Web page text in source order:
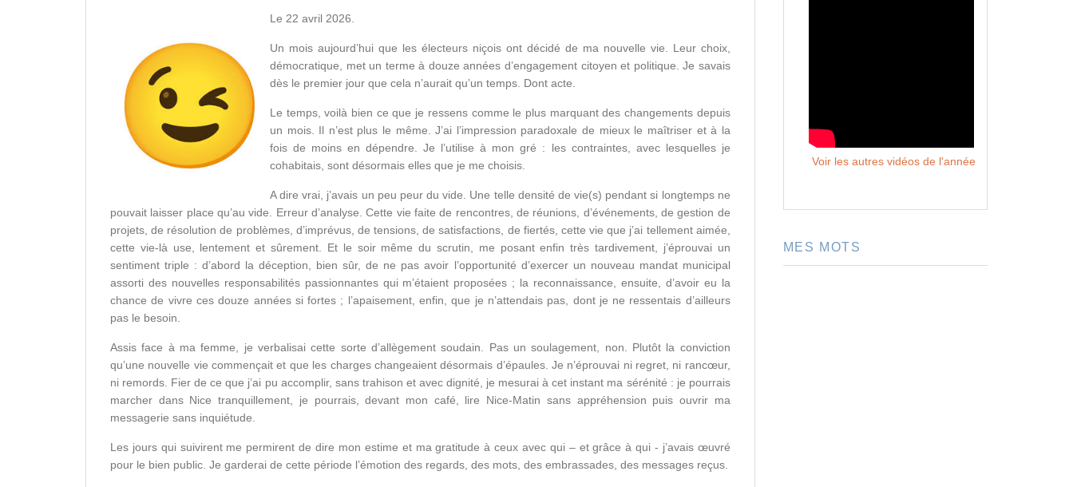
Le 22 avril 2026.
Un mois aujourd’hui que les électeurs niçois ont décidé de ma nouvelle vie. Leur choix,
démocratique, met un terme à douze années d’engagement citoyen et politique. Je savais
dès le premier jour que cela n’aurait qu’un temps. Dont acte.
Le temps, voilà bien ce que je ressens comme le plus marquant des changements depuis
un mois. Il n’est plus le même. J’ai l’impression paradoxale de mieux le maîtriser et à la
fois de moins en dépendre. Je l’utilise à mon gré : les contraintes, avec lesquelles je
cohabitais, sont désormais elles que je me choisis.
A dire vrai, j’avais un peu peur du vide. Une telle densité de vie(s) pendant si longtemps ne
pouvait laisser place qu’au vide. Erreur d’analyse. Cette vie faite de rencontres, de réunions, d’événements, de gestion de
projets, de résolution de problèmes, d’imprévus, de tensions, de satisfactions, de fiertés, cette vie que j’ai tellement aimée,
cette vie-là use, lentement et sûrement. Et le soir même du scrutin, me posant enfin très tardivement, j’éprouvai un
sentiment triple : d’abord la déception, bien sûr, de ne pas avoir l’opportunité d’exercer un nouveau mandat municipal
assorti des nouvelles responsabilités passionnantes qui m’étaient proposées ; la reconnaissance, ensuite, d’avoir eu la
chance de vivre ces douze années si fortes ; l’apaisement, enfin, que je n’attendais pas, dont je ne ressentais d’ailleurs
pas le besoin.
Assis face à ma femme, je verbalisai cette sorte d’allègement soudain. Pas un soulagement, non. Plutôt la conviction
qu’une nouvelle vie commençait et que les charges changeaient désormais d’épaules. Je n’éprouvai ni regret, ni rancœur,
ni remords. Fier de ce que j’ai pu accomplir, sans trahison et avec dignité, je mesurai à cet instant ma sérénité : je pourrais
marcher dans Nice tranquillement, je pourrais, devant mon café, lire Nice-Matin sans appréhension puis ouvrir ma
messagerie sans inquiétude.
Les jours qui suivirent me permirent de dire mon estime et ma gratitude à ceux avec qui – et grâce à qui - j’avais œuvré
pour le bien public. Je garderai de cette période l’émotion des regards, des mots, des embrassades, des messages reçus.
Voir les autres vidéos de l'année
MES MOTS